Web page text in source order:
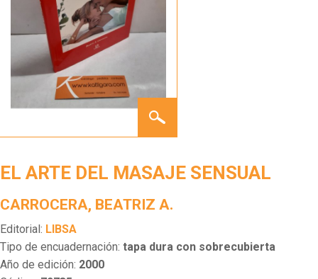
ARTE
EL ARTE DEL MASAJE SENSUAL
CARROCERA, BEATRIZ A.
Editorial: LIBSA
Tipo de encuadernación: tapa dura con sobrecubierta
Año de edición: 2000